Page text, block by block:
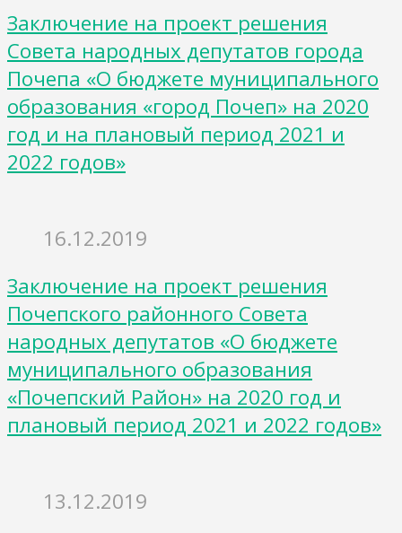
Заключение на проект решения
Совета народных депутатов города
Почепа «О бюджете муниципального
образования «город Почеп» на 2020
год и на плановый период 2021 и
2022 годов»
16.12.2019
Заключение на проект решения
Почепского районного Совета
народных депутатов «О бюджете
муниципального образования
«Почепский Район» на 2020 год и
плановый период 2021 и 2022 годов»
13.12.2019